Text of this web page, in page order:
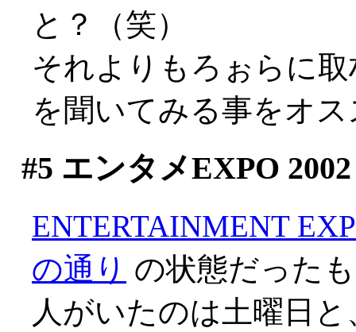
と？（笑）
それよりもろぉらに
を聞いてみる事をオ
#5 エンタメEXPO 2002
ENTERTAINMENT
の通り の状態だった
人がいたのは土曜日